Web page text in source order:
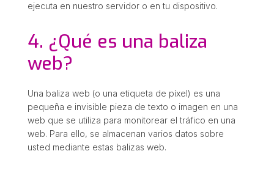
ejecuta en nuestro servidor o en tu dispositivo.
4. ¿Qué es una baliza
web?
Una baliza web (o una etiqueta de píxel) es una
pequeña e invisible pieza de texto o imagen en una
web que se utiliza para monitorear el tráfico en una
web. Para ello, se almacenan varios datos sobre
usted mediante estas balizas web.